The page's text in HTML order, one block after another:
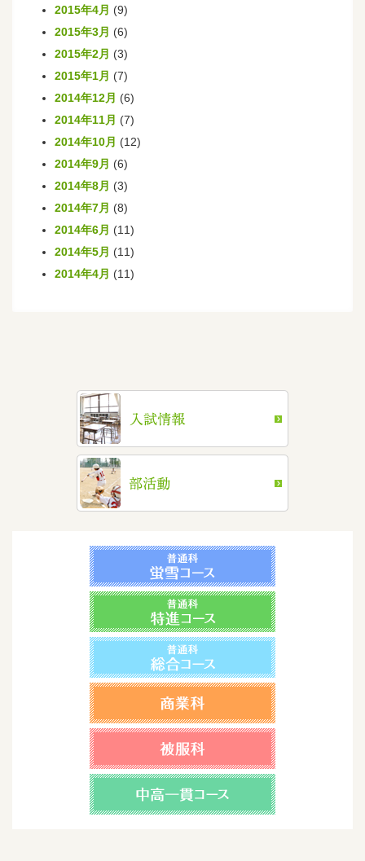
2015年4月 (9)
2015年3月 (6)
2015年2月 (3)
2015年1月 (7)
2014年12月 (6)
2014年11月 (7)
2014年10月 (12)
2014年9月 (6)
2014年8月 (3)
2014年7月 (8)
2014年6月 (11)
2014年5月 (11)
2014年4月 (11)